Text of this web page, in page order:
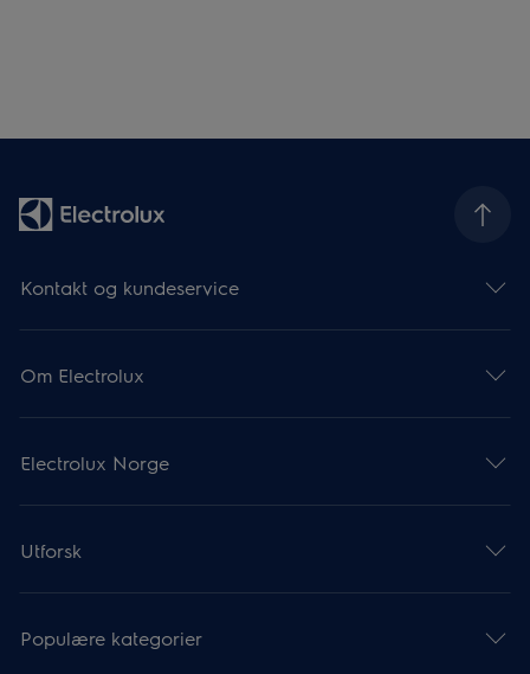
Kontakt og kundeservice
Om Electrolux
Electrolux Norge
Utforsk
Populære kategorier